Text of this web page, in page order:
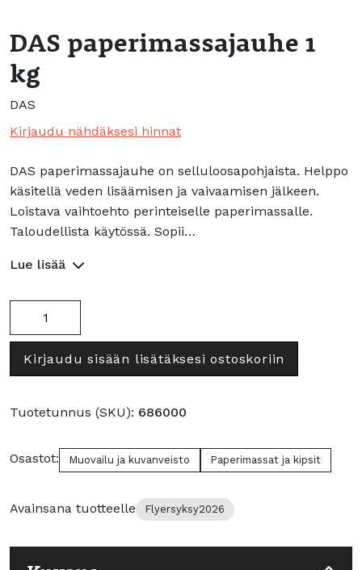
DAS paperimassajauhe 1
kg
DAS
Kirjaudu nähdäksesi hinnat
DAS paperimassajauhe on selluloosapohjaista. Helppo
käsitellä veden lisäämisen ja vaivaamisen jälkeen.
Loistava vaihtoehto perinteiselle paperimassalle.
Taloudellista käytössä. Sopii…
Lue lisää
Kirjaudu sisään lisätäksesi ostoskoriin
Tuotetunnus (SKU): 686000
Osastot: Muovailu ja kuvanveisto Paperimassat ja kipsit
Avainsana tuotteelle Flyersyksy2026